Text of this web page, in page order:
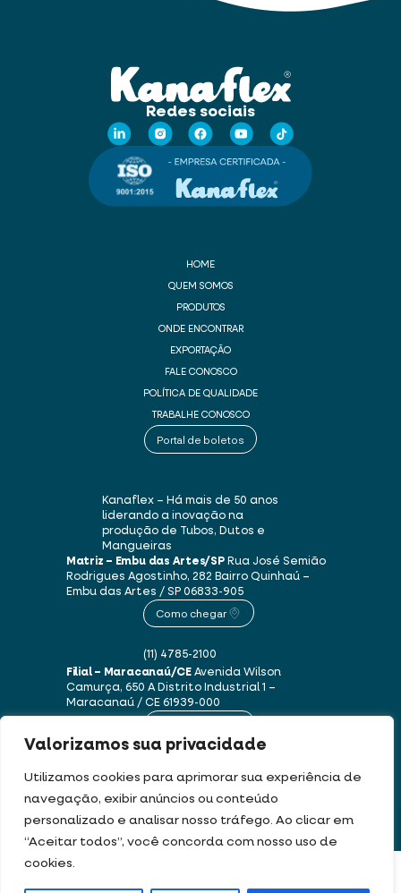
Valorizamos sua privacidade
Utilizamos cookies para aprimorar sua experiência de
navegação, exibir anúncios ou conteúdo
personalizado e analisar nosso tráfego. Ao clicar em
“Aceitar todos”, você concorda com nosso uso de
cookies.
Redes sociais
HOME
QUEM SOMOS
PRODUTOS
ONDE ENCONTRAR
EXPORTAÇÃO
FALE CONOSCO
POLÍTICA DE QUALIDADE
TRABALHE CONOSCO
Portal de boletos
Kanaflex – Há mais de 50 anos
liderando a inovação na
produção de Tubos, Dutos e
Mangueiras
Matriz – Embu das Artes/SPRua José Semião
Rodrigues Agostinho, 282 Bairro Quinhaú –
Embu das Artes / SP06833-905
Como chegar
(11) 4785-2100
Filial – Maracanaú/CEAvenida Wilson
Camurça, 650 ADistrito Industrial 1 –
Maracanaú / CE61939-000
Este site usa cookies e dados pessoais de acordo com os nossos Termos de Uso e